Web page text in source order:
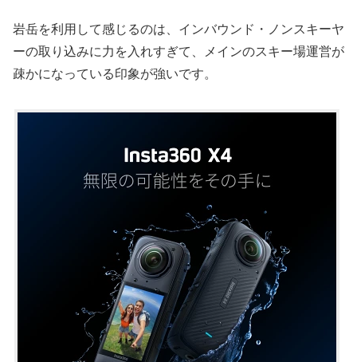
岩岳を利用して感じるのは、インバウンド・ノンスキーヤ
ーの取り込みに力を入れすぎて、メインのスキー場運営が
疎かになっている印象が強いです。